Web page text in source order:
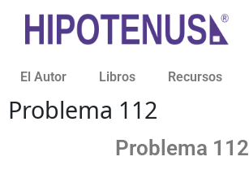
El Autor Libros Recursos
Problema 112
Problema 112